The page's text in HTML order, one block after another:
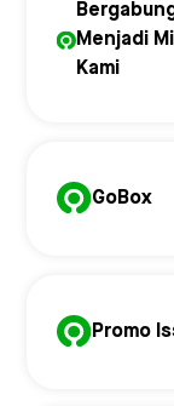
Menjadi
Kami
GoBox
Promo